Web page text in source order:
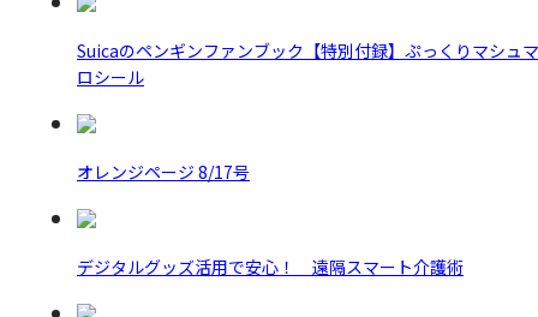
Suicaのペンギンファンブック【特別付録】ぷっくりマシュマ
ロシール
オレンジページ 8/17号
デジタルグッズ活用で安心！ 遠隔スマート介護術